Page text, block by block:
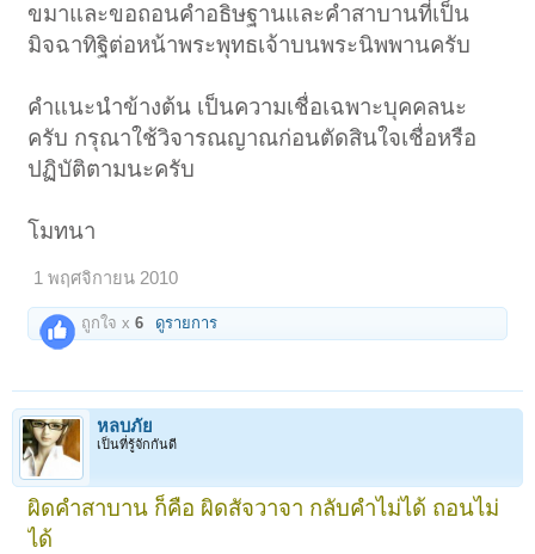
ขมาและขอถอนคำอธิษฐานและคำสาบานที่เป็น
มิจฉาทิฐิต่อหน้าพระพุทธเจ้าบนพระนิพพานครับ
คำแนะนำข้างต้น เป็นความเชื่อเฉพาะบุคคลนะ
ครับ กรุณาใช้วิจารณญาณก่อนตัดสินใจเชื่อหรือ
ปฏิบัติตามนะครับ
โมทนา
1 พฤศจิกายน 2010
ถูกใจ x6 ดูรายการ
หลบภัย
เป็นที่รู้จักกันดี
ผิดคำสาบาน ก็คือ ผิดสัจวาจา กลับคำไม่ได้ ถอนไม่
ได้